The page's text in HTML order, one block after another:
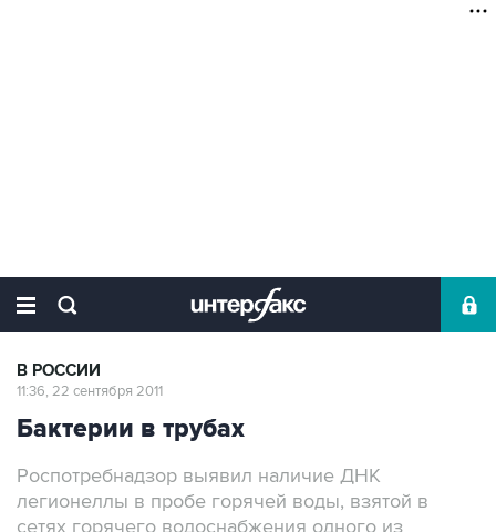
В РОССИИ
11:36, 22 сентября 2011
Бактерии в трубах
Роспотребнадзор выявил наличие ДНК
легионеллы в пробе горячей воды, взятой в
сетях горячего водоснабжения одного из